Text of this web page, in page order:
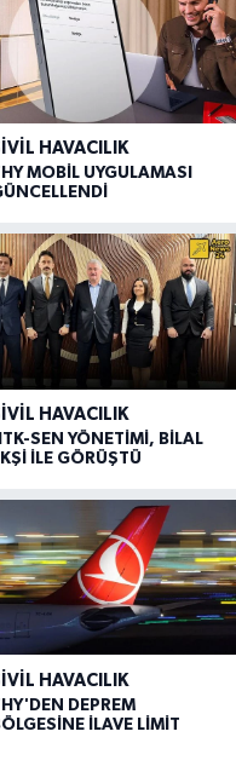
HAVACILIK
MOBİL UYGULAMASI
HAVACILIK
SEN YÖNETİMİ, BİLAL
İLE GÖRÜŞTÜ
HAVACILIK
DEPREM
İLAVE LİMİT